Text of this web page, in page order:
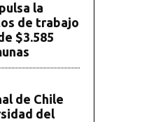
la
de trabajo
$3.585
de Chile
del